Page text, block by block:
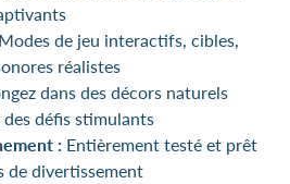
Modes de jeu interactifs, cibles,
réalistes
dans des décors naturels
défis stimulants
: Entièrement testé et prêt
de divertissement